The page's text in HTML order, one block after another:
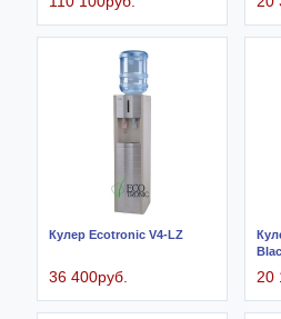
Кулер Ecotronic V4-LZ
36 400руб. 20